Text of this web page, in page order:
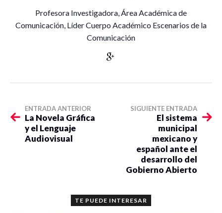
Profesora Investigadora, Área Académica de
Comunicación, Líder Cuerpo Académico Escenarios de la
Comunicación
ENTRADA ANTERIOR
La Novela Gráfica
y el Lenguaje
Audiovisual
SIGUIENTE ENTRADA
El sistema
municipal
mexicano y
español ante el
desarrollo del
Gobierno Abierto
TE PUEDE INTERESAR